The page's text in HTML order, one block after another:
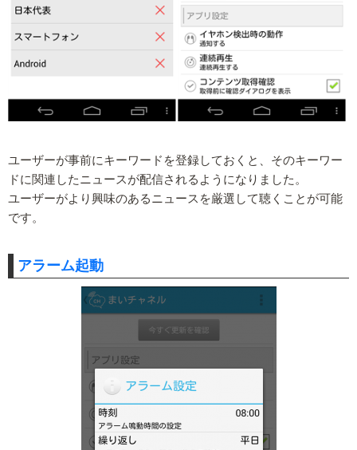
ユーザーが事前にキーワードを登録しておくと、そのキーワー
ドに関連したニュースが配信されるようになりました。
ユーザーがより興味のあるニュースを厳選して聴くことが可能
です。
アラーム起動